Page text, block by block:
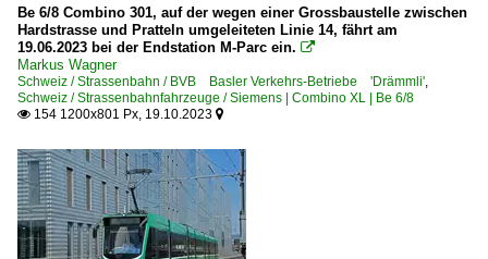
Be 6/8 Combino 301, auf der wegen einer Grossbaustelle zwischen
Hardstrasse und Pratteln umgeleiteten Linie 14, fährt am
19.06.2023 bei der Endstation M-Parc ein. 
Markus Wagner
Schweiz / Strassenbahn / BVB Basler Verkehrs-Betriebe 'Drämmli',
Schweiz / Strassenbahnfahrzeuge / Siemens | Combino XL | Be 6/8
 154 1200x801 Px, 19.10.2023 